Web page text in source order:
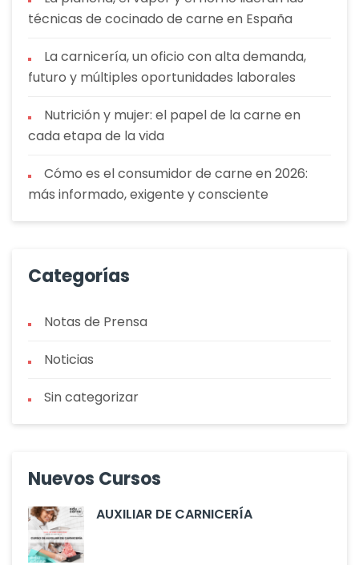
técnicas de cocinado de carne en España
La carnicería, un oficio con alta demanda,
futuro y múltiples oportunidades laborales
Nutrición y mujer: el papel de la carne en
cada etapa de la vida
Cómo es el consumidor de carne en 2026:
más informado, exigente y consciente
Categorías
Notas de Prensa
Noticias
Sin categorizar
Nuevos Cursos
AUXILIAR DE CARNICERÍA